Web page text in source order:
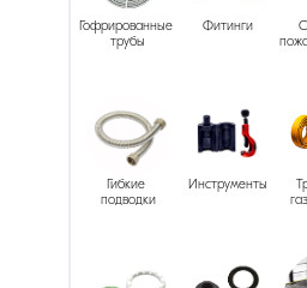
Гофрированные
трубы
Фитинги
Гибкие
подводки
Инструменты